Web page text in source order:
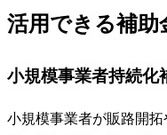
活用できる補助
小規模事業者持続化
小規模事業者が販路開